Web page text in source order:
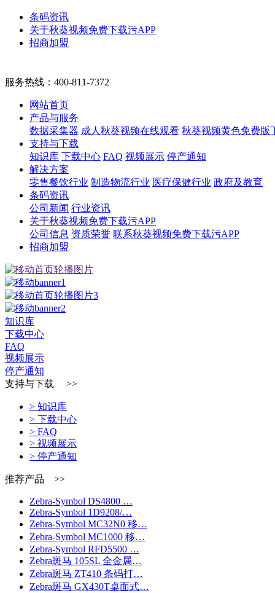
条码资讯
关于秋葵视频免费下载污APP
招商加盟
服务热线： 400-811-7372
网站首页
产品与服务
数据采集器 成人秋葵视频在线观看 秋葵视频黄色免费版
支持与下载
知识库 下载中心 FAQ 视频展示 停产通知
解决方案
零售餐饮行业 制造物流行业 医疗保健行业 政府及教育
条码资讯
公司新闻 行业资讯
关于秋葵视频免费下载污APP
公司信息 资质荣誉 联系秋葵视频免费下载污APP
招商加盟
知识库
下载中心
FAQ
视频展示
停产通知
支持与下载 >>
> 知识库
> 下载中心
> FAQ
> 视频展示
> 停产通知
推荐产品 >>
Zebra-Symbol DS4800 …
Zebra-Symbol 1D9208/…
Zebra-Symbol MC32N0 移…
Zebra-Symbol MC1000 移…
Zebra-Symbol RFD5500 …
Zebra斑马 105SL 全金属…
Zebra斑马 ZT410 条码打…
Zebra斑马 GX430T桌面式…